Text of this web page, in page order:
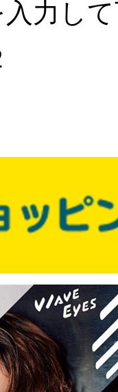
力し